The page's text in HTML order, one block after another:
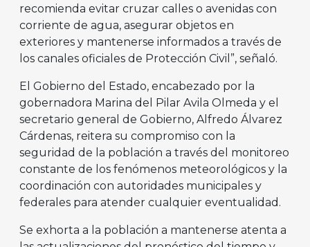
recomienda evitar cruzar calles o avenidas con
corriente de agua, asegurar objetos en
exteriores y mantenerse informados a través de
los canales oficiales de Protección Civil”, señaló.
El Gobierno del Estado, encabezado por la
gobernadora Marina del Pilar Avila Olmeda y el
secretario general de Gobierno, Alfredo Álvarez
Cárdenas, reitera su compromiso con la
seguridad de la población a través del monitoreo
constante de los fenómenos meteorológicos y la
coordinación con autoridades municipales y
federales para atender cualquier eventualidad.
Se exhorta a la población a mantenerse atenta a